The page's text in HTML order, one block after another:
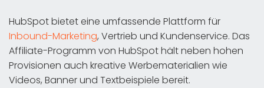
HubSpot bietet eine umfassende Plattform für
Inbound-Marketing, Vertrieb und Kundenservice. Das
Affiliate-Programm von HubSpot hält neben hohen
Provisionen auch kreative Werbematerialien wie
Videos, Banner und Textbeispiele bereit.